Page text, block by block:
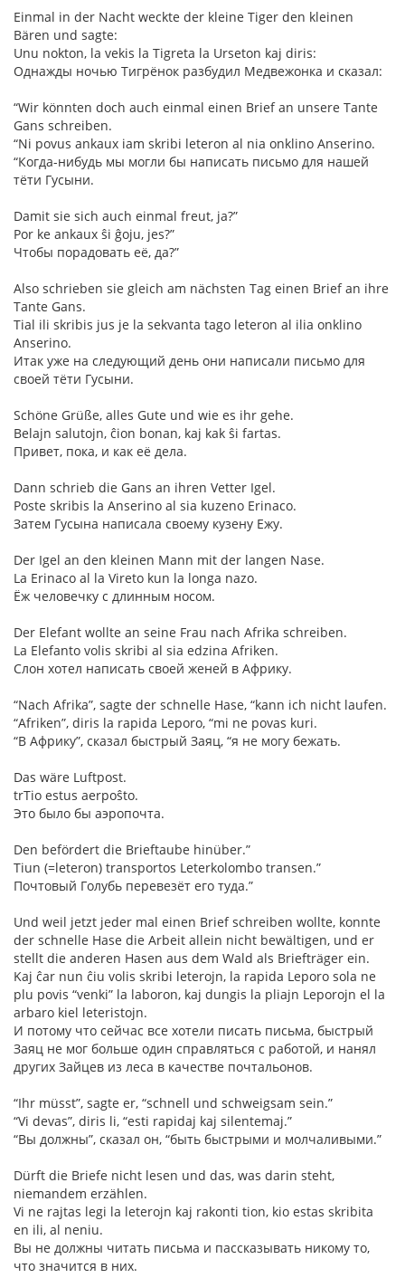
Einmal in der Nacht weckte der kleine Tiger den kleinen
Bären und sagte:
Unu nokton, la vekis la Tigreta la Urseton kaj diris:
Однажды ночью Тигрёнок разбудил Медвежонка и сказал:
“Wir könnten doch auch einmal einen Brief an unsere Tante
Gans schreiben.
“Ni povus ankaux iam skribi leteron al nia onklino Anserino.
“Когда-нибудь мы могли бы написать письмо для нашей
тёти Гусыни.
Damit sie sich auch einmal freut, ja?”
Por ke ankaux ŝi ĝoju, jes?”
Чтобы порадовать её, да?”
Also schrieben sie gleich am nächsten Tag einen Brief an ihre
Tante Gans.
Tial ili skribis jus je la sekvanta tago leteron al ilia onklino
Anserino.
Итак уже на следующий день они написали письмо для
своей тёти Гусыни.
Schöne Grüße, alles Gute und wie es ihr gehe.
Belajn salutojn, ĉion bonan, kaj kak ŝi fartas.
Привет, пока, и как её дела.
Dann schrieb die Gans an ihren Vetter Igel.
Poste skribis la Anserino al sia kuzeno Erinaco.
Затем Гусына написала своему кузену Ежу.
Der Igel an den kleinen Mann mit der langen Nase.
La Erinaco al la Vireto kun la longa nazo.
Ёж человечку с длинным носом.
Der Elefant wollte an seine Frau nach Afrika schreiben.
La Elefanto volis skribi al sia edzina Afriken.
Слон хотел написать своей женей в Африку.
“Nach Afrika”, sagte der schnelle Hase, “kann ich nicht laufen.
“Afriken”, diris la rapida Leporo, “mi ne povas kuri.
“В Африку”, сказал быстрый Заяц, “я не могу бежать.
Das wäre Luftpost.
trTio estus aerpoŝto.
Это было бы аэропочта.
Den befördert die Brieftaube hinüber.”
Tiun (=leteron) transportos Leterkolombo transen.”
Почтовый Голубь перевезёт его туда.”
Und weil jetzt jeder mal einen Brief schreiben wollte, konnte
der schnelle Hase die Arbeit allein nicht bewältigen, und er
stellt die anderen Hasen aus dem Wald als Briefträger ein.
Kaj ĉar nun ĉiu volis skribi leterojn, la rapida Leporo sola ne
plu povis “venki” la laboron, kaj dungis la pliajn Leporojn el la
arbaro kiel leteristojn.
И потому что сейчас все хотели писать письма, быстрый
Заяц не мог больше один справляться с работой, и нанял
других Зайцев из леса в качестве почтальонов.
“Ihr müsst”, sagte er, “schnell und schweigsam sein.”
“Vi devas”, diris li, “esti rapidaj kaj silentemaj.”
“Вы должны”, сказал он, “быть быстрыми и молчаливыми.”
Dürft die Briefe nicht lesen und das, was darin steht,
niemandem erzählen.
Vi ne rajtas legi la leterojn kaj rakonti tion, kio estas skribita
en ili, al neniu.
Вы не должны читать письма и пассказывать никому то,
что значится в них.